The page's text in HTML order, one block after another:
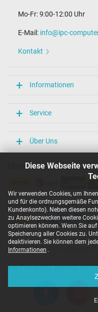
Diese Webseite
Wir verwenden Cookies, um
und für die ordnungsgemäße
Kundenkonto). Neben diesen
zu Anaylsezwecken weitere
optimieren können. Wenn Sie
Speicherung aller Cookies zu.
deaktivieren. Sie können dem
Informationen .
UL Nachhaltigkeit
Notebook / Laptop
Mo-Fr: 9:00-12:00 Uhr
E-Mail: info@ipc-
Kontakt
Informationen
Service
Über Uns
Unsere Versandarten
Unsere Zahlarten
Copyright ©
Alle Preise inkl. gesetzl.